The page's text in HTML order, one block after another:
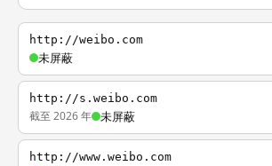
http://weibo.com
未屏蔽
http://s.weibo.com
截至 2026 年 未屏蔽
http://www.weibo.com